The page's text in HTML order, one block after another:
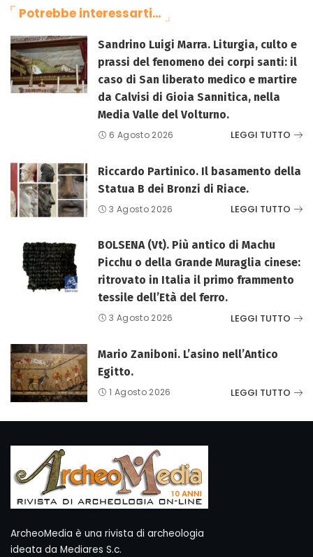
Potrebbe interessarti…
Sandrino Luigi Marra. Liturgia, culto e
prassi del fenomeno dei corpi santi: il
caso di San liberato medico e martire
da Calvisi di Gioia Sannitica, nella
Media Valle del Volturno.
6 Agosto 2026 LEGGI TUTTO
Riccardo Partinico. Il basamento della
Statua B dei Bronzi di Riace.
3 Agosto 2026 LEGGI TUTTO
BOLSENA (Vt). Più antico di Machu
Picchu o della Grande Muraglia cinese:
ritrovato in Italia il primo frammento
tessile dell’Età del ferro.
3 Agosto 2026 LEGGI TUTTO
Mario Zaniboni. L’asino nell’Antico
Egitto.
1 Agosto 2026 LEGGI TUTTO
ArcheoMedia è una rivista di archeologia
ideata da Mediares S.c.